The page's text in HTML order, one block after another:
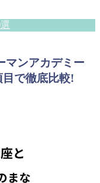
マンアカデミー
で徹底比較!